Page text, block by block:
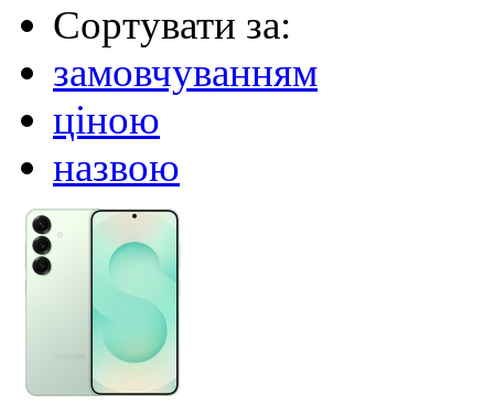
Сортувати за:
замовчуванням
ціною
назвою